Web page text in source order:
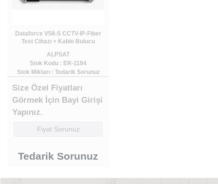
Dataforce V58-S CCTV-IP-Fiber
Test Cihazı + Kablo Bulucu
ALPSAT
Stok Kodu : ER-1194
Stok Miktarı : Tedarik Sorunuz
Size Özel Fiyatları
Görmek İçin Bayi Girişi
Yapınız.
Fiyat Sorunuz
Tedarik Sorunuz